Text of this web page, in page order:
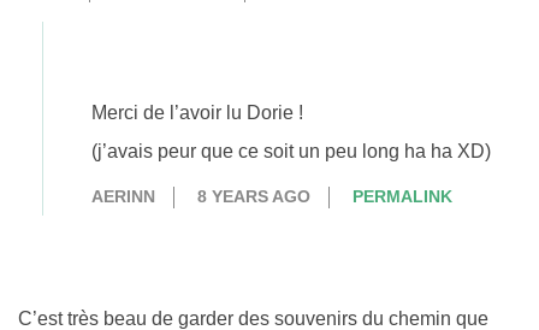
Merci de l’avoir lu Dorie !
(j’avais peur que ce soit un peu long ha ha XD)
AERINN 8 YEARS AGO PERMALINK
C’est très beau de garder des souvenirs du chemin que